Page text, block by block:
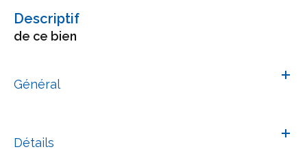
descriptif
de ce bien
Général
Détails